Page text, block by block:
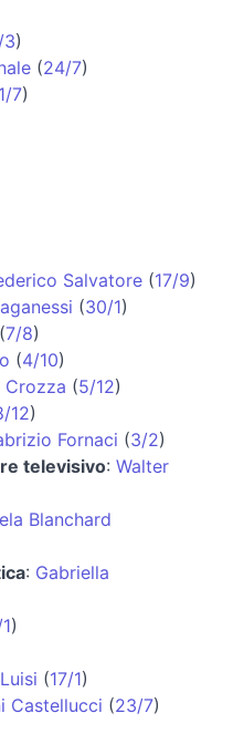
3)
(24/7)
7)
Salvatore (17/9)
(30/1)
(7/8)
(4/10)
Crozza (5/12)
12)
Fornaci (3/2)
televisivo: Walter
Blanchard
: Gabriella
)
(17/1)
Castellucci (23/7)